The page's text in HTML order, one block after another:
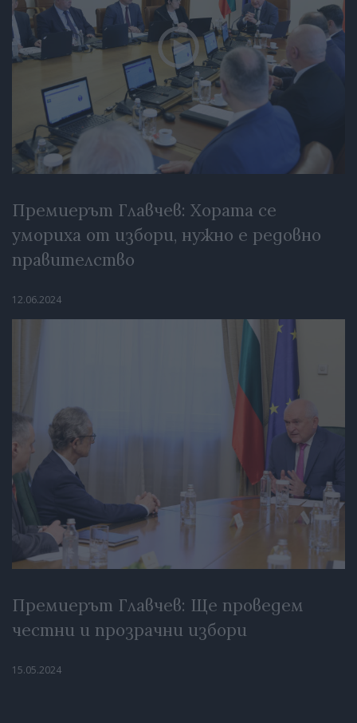
Премиерът Главчев: Хората се
умориха от избори, нужно е редовно
правителство
12.06.2024
Премиерът Главчев: Ще проведем
честни и прозрачни избори
15.05.2024